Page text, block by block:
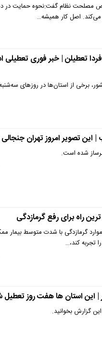
مصلحت نظام گفت:نحوه حمایت
می‌کند. اصل کار همیشه…
تعطیلن | خبر فوری تعطیلی
این تصویر امروز تهران
شده است.
راه برای رفع گرمازدگی
گرمازدگی با شدت متوسط بیمار
تجربه کند،…
این استان ها هفت روز